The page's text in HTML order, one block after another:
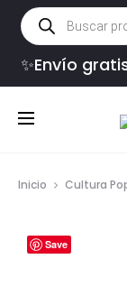
Búsqueda
de
productos
✨Envío
Inicio Cultura
Save